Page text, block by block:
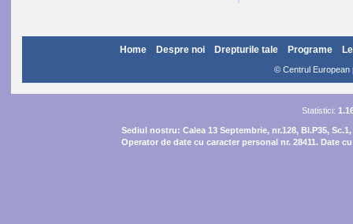
Home Despre noi Drepturile tale Programe
© Centrul European
Statistici:
Sediul nostru: Calea 13 Septembrie, nr.128, Bl.P35,
Operator de date cu caracter personal nr. 28411. Date